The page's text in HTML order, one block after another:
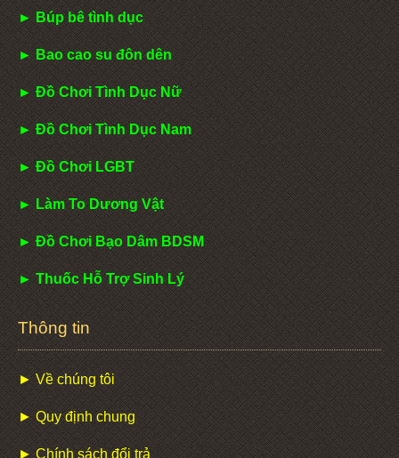
► Búp bê tình dục
► Bao cao su đôn dên
► Đồ Chơi Tình Dục Nữ
► Đồ Chơi Tình Dục Nam
► Đồ Chơi LGBT
► Làm To Dương Vật
► Đồ Chơi Bạo Dâm BDSM
► Thuốc Hỗ Trợ Sinh Lý
Thông tin
► Về chúng tôi
► Quy định chung
► Chính sách đổi trả